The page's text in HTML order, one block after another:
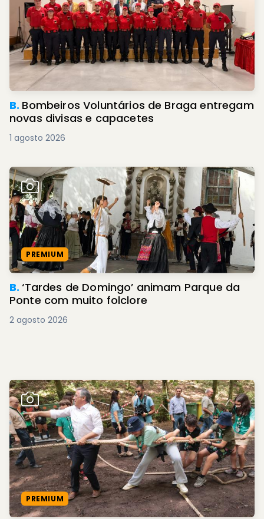
B. Bombeiros Voluntários de Braga entregam
novas divisas e capacetes
1 agosto 2026
PREMIUM
B.‘Tardes de Domingo’ animam Parque da
Ponte com muito folclore
2 agosto 2026
PREMIUM